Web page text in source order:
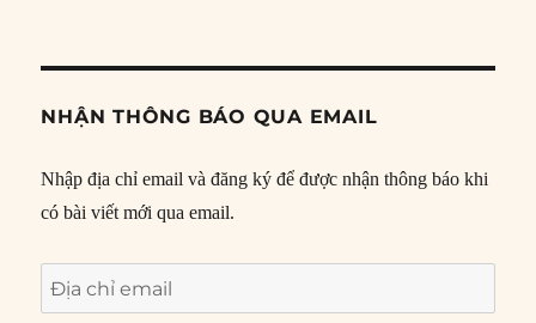
NHẬN THÔNG BÁO QUA EMAIL
Nhập địa chỉ email và đăng ký để được nhận thông báo khi
có bài viết mới qua email.
Địa
chỉ